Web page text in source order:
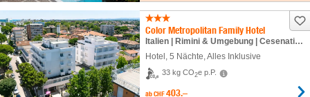
Color Metropolitan Family Hotel
Italien | Rimini & Umgebung | Cesenatico Valverde
Hotel 5 Nächte , Alles Inklusive
33 kg CO2e p.P.
ab CHF 403.–